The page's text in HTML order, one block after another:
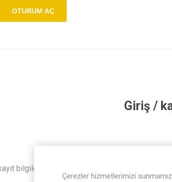
OTURUM AÇ
Giriş /
bilgilerinizi buraya koyun. Bunu admin
Çerezler hizmetlerimizi